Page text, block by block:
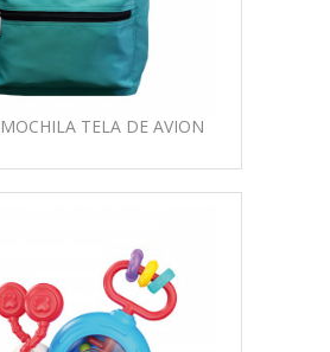
TELA DE AVION